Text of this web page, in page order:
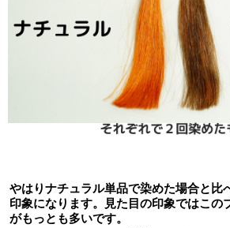
やはりナチュラル単品で染めた場合と比
印象になります。見た目の印象ではこの
がもっとも多いです。